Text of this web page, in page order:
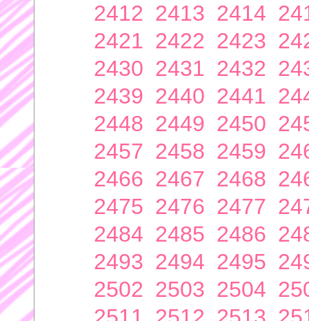
2412 2413 2414
2421 2422 2423
2430 2431 2432
2439 2440 2441
2448 2449 2450
2457 2458 2459
2466 2467 2468
2475 2476 2477
2484 2485 2486
2493 2494 2495
2502 2503 2504